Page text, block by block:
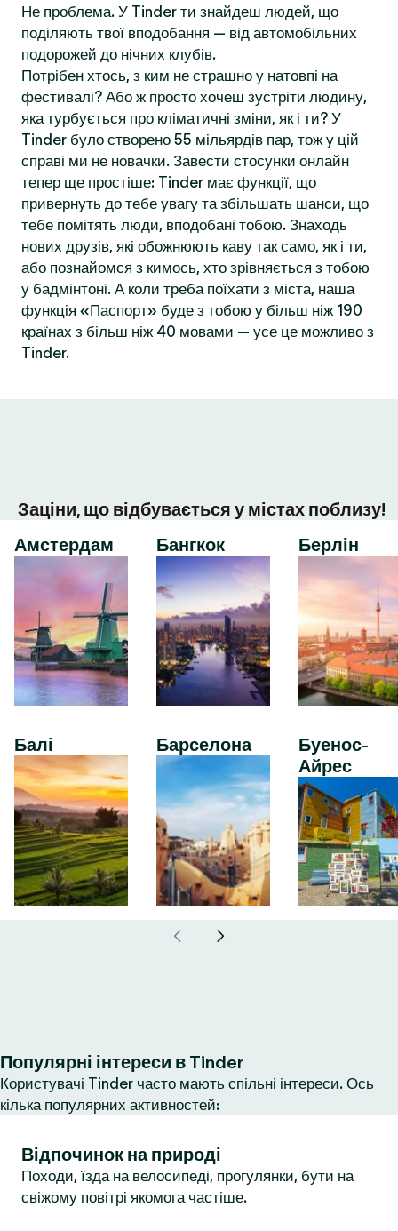
Не проблема. У Tinder ти знайдеш людей, що
поділяють твої вподобання — від автомобільних
подорожей до нічних клубів.
Потрібен хтось, з ким не страшно у натовпі на
фестивалі? Або ж просто хочеш зустріти людину,
яка турбується про кліматичні зміни, як і ти? У
Tinder було створено 55 мільярдів пар, тож у цій
справі ми не новачки. Завести стосунки онлайн
тепер ще простіше: Tinder має функції, що
привернуть до тебе увагу та збільшать шанси, що
тебе помітять люди, вподобані тобою. Знаходь
нових друзів, які обожнюють каву так само, як і ти,
або познайомся з кимось, хто зрівняється з тобою
у бадмінтоні. А коли треба поїхати з міста, наша
функція «Паспорт» буде з тобою у більш ніж 190
країнах з більш ніж 40 мовами — усе це можливо з
Tinder.
Заціни, що відбувається у містах поблизу!
Амстердам
Балі
Бангкок
Барселона
Берлін
Буенос-
Айрес
Популярні інтереси в Tinder
Користувачі Tinder часто мають спільні інтереси. Ось
кілька популярних активностей:
Відпочинок на природі
Походи, їзда на велосипеді, прогулянки, бути на
свіжому повітрі якомога частіше.